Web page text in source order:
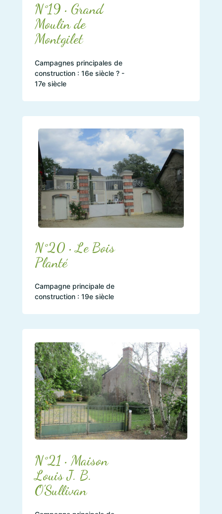
N°19 • Grand
Moulin de
Montgilet
Campagnes principales de
construction : 16e siècle ? -
17e siècle
N°20 • Le Bois
Planté
Campagne principale de
construction : 19e siècle
N°21 • Maison
Louis J. B.
O'Sullivan